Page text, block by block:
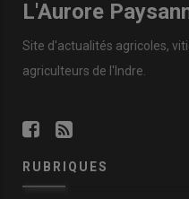
L'Aurore
Site d'actualités agricoles,
agriculteurs de l'Indre.
RUBRIQUES